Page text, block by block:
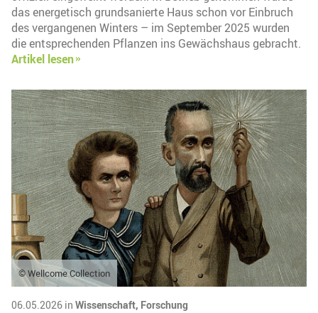
das energetisch grundsanierte Haus schon vor Einbruch
des vergangenen Winters – im September 2025 wurden
die entsprechenden Pflanzen ins Gewächshaus gebracht.
Artikel lesen
© Wellcome Collection
06.05.2026 in Wissenschaft, Forschung